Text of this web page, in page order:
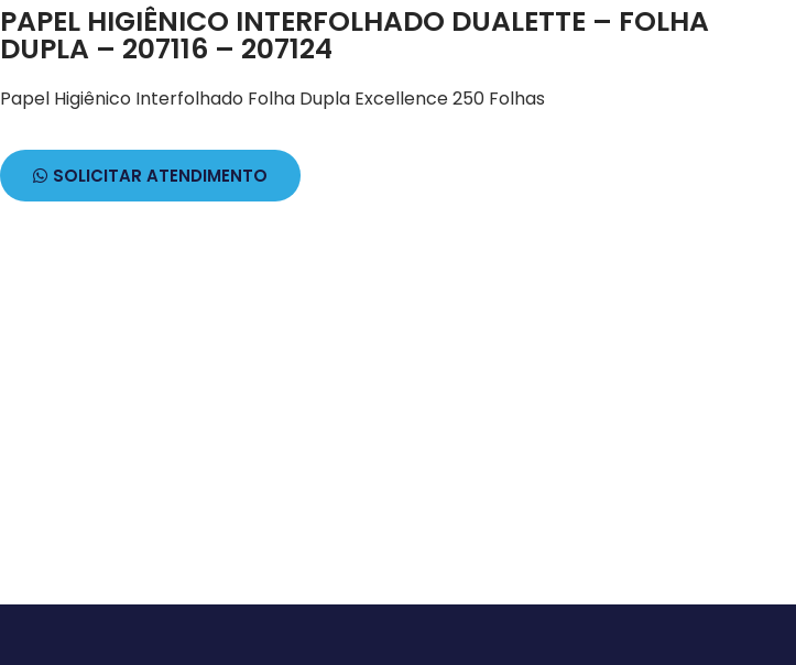
PAPEL HIGIÊNICO INTERFOLHADO DUALETTE – FOLHA
DUPLA – 207116 – 207124
Papel Higiênico Interfolhado Folha Dupla Excellence 250 Folhas
SOLICITAR ATENDIMENTO